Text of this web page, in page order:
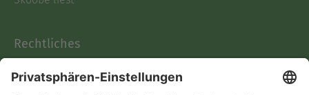
Rechtliches
AGB